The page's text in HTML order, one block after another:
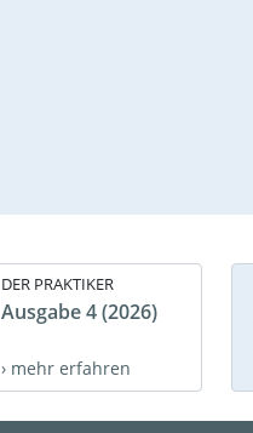
DER PRAKTIKER
Ausgabe 4 (2026)
› mehr erfahren